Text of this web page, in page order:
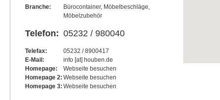
Branche:
Bürocontainer, Möbelbeschläge,
Möbelzubehör
Telefon: 05232 / 980040
Telefax:
05232 / 8900417
E-Mail:
info [at] houben.de
Homepage:
Webseite besuchen
Homepage 2: Webseite besuchen
Homepage 3: Webseite besuchen